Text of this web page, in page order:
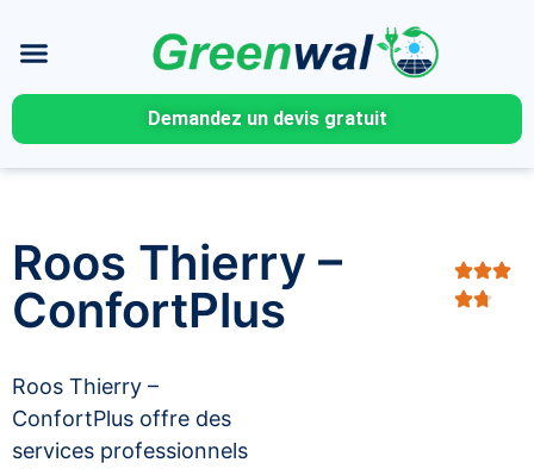
Demandez un devis gratuit
Roos Thierry –
ConfortPlus
Roos Thierry –
ConfortPlus offre des
services professionnels